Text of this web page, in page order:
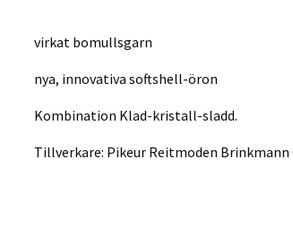
virkat bomullsgarn
nya, innovativa softshell-öron
Kombination Klad-kristall-sladd.
Tillverkare: Pikeur Reitmoden Brinkmann